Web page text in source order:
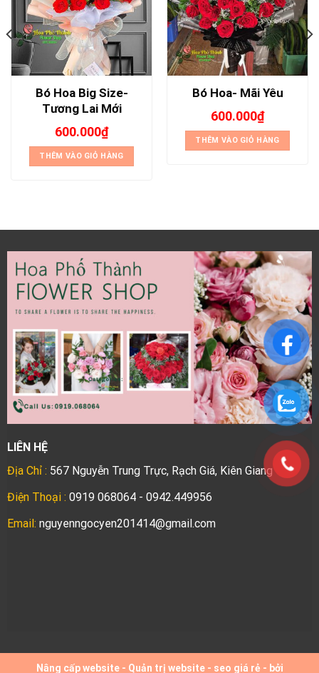
Bó Hoa Big Size-
Tương Lai Mới
600.000₫
THÊM VÀO GIỎ HÀNG
Bó Hoa- Mãi Yêu
600.000₫
THÊM VÀO GIỎ HÀNG
LIÊN HỆ
Địa Chỉ : 567 Nguyễn Trung Trực, Rạch Giá, Kiên Giang
Điện Thoại : 0919 068064 - 0942.449956
Email: nguyenngocyen201414@gmail.com
Nâng cấp website- Quản trị website- seo giá rẻ - bởi